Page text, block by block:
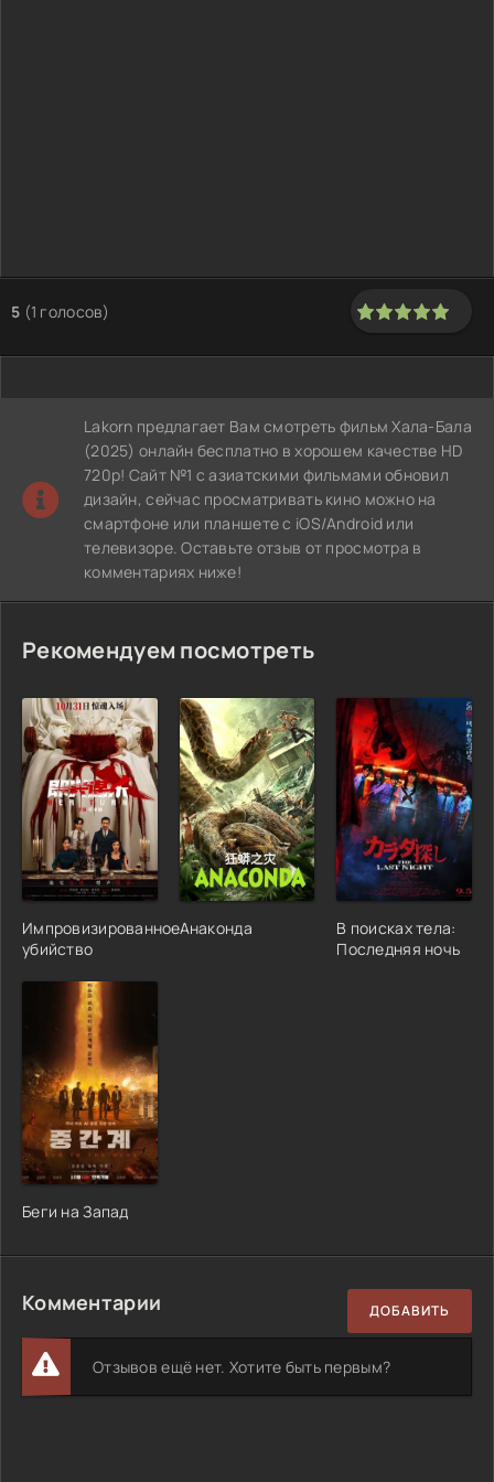
5 (1 голосов)
Lakorn предлагает Вам смотреть фильм Хала-Бала
(2025) онлайн бесплатно в хорошем качестве HD
720p! Сайт №1 с азиатскими фильмами обновил
дизайн, сейчас просматривать кино можно на
смартфоне или планшете с iOS/Android или
телевизоре. Оставьте отзыв от просмотра в
комментариях ниже!
Рекомендуем посмотреть
Импровизированное
убийство
Анаконда
В поисках тела:
Последняя ночь
Беги на Запад
Комментарии ДОБАВИТЬ
Отзывов ещё нет. Хотите быть первым?